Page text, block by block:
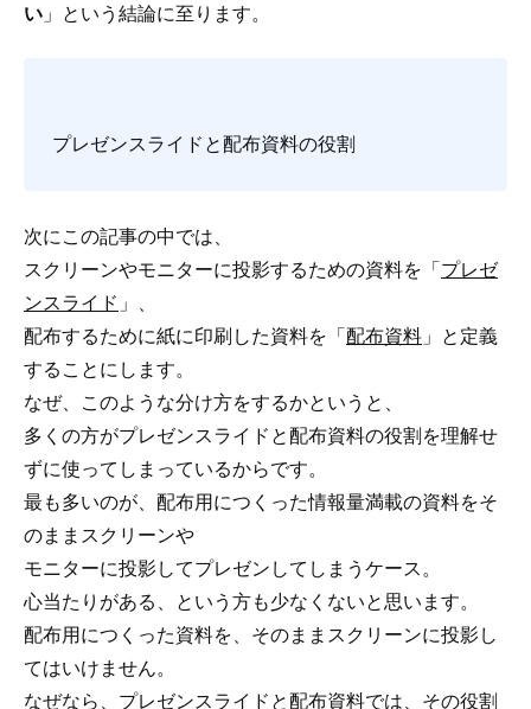
い 」という結論に至ります。
プレゼンスライドと配布資料の役割
次にこの記事の中では、
スクリーンやモニターに投影するための資料を「プレゼ
ンスライド 」、
配布するために紙に印刷した資料を「配布資料 」と定義
することにします。
なぜ、このような分け方をするかというと、
多くの方がプレゼンスライドと配布資料の役割を理解せ
ずに使ってしまっているからです。
最も多いのが、配布用につくった情報量満載の資料をそ
のままスクリーンや
モニターに投影してプレゼンしてしまうケース。
心当たりがある、という方も少なくないと思います。
配布用につくった資料を、そのままスクリーンに投影し
てはいけません。
なぜなら、プレゼンスライドと配布資料では、その役割